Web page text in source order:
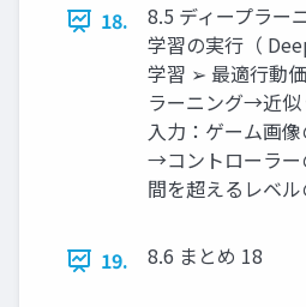
18.
8.5 ディープラー
学習の実行（
学習 ➢ 最適行動
ラーニング→近似
入力：ゲーム画
→コントローラ
間を超えるレベ
19. 8.6 まとめ 18